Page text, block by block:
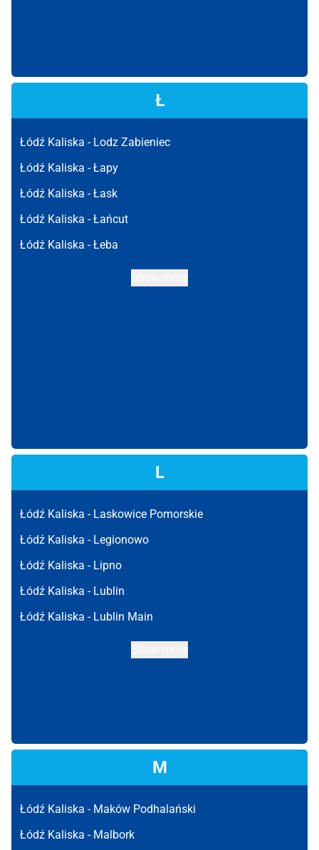
Ł
Łódź Kaliska - Lodz Zabieniec
Łódź Kaliska -Łapy
Łódź Kaliska -Łask
Łódź Kaliska -Łańcut
Łódź Kaliska -Łeba
L
Łódź Kaliska - Laskowice Pomorskie
Łódź Kaliska - Legionowo
Łódź Kaliska - Lipno
Łódź Kaliska - Lublin
Łódź Kaliska - Lublin Main
M
Łódź Kaliska - Maków Podhalański
Łódź Kaliska - Malbork